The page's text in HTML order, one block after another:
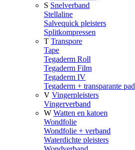
S Snelverband
Stellaline
Salvequick pleisters
Splitkompressen
T Transpore
Tape
Tegaderm Roll
Tegaderm Film
Tegaderm IV
Tegaderm + transparante pad
V Vingerpleisters
Vingerverband
W Watten en katoen
Wondfolie
Wondfolie + verband
Waterdichte pleisters